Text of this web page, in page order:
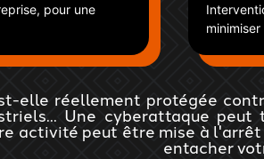
pour une
elle réellement protégée
Une cyberattaque
activité peut être mise à
entacher